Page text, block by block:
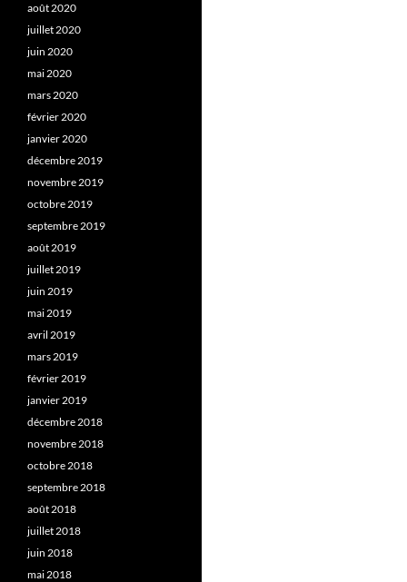
août 2020
juillet 2020
juin 2020
mai 2020
mars 2020
février 2020
janvier 2020
décembre 2019
novembre 2019
octobre 2019
septembre 2019
août 2019
juillet 2019
juin 2019
mai 2019
avril 2019
mars 2019
février 2019
janvier 2019
décembre 2018
novembre 2018
octobre 2018
septembre 2018
août 2018
juillet 2018
juin 2018
mai 2018